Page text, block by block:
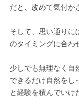
だと、改めて気付か
そして、思い通りに
のタイミングに合わ
少しでも無理なく自
できるだけ自然をし
と経験を積んでいけ